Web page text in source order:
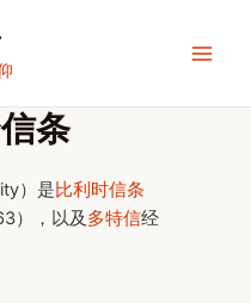
条
）是比利时信条
），以及 多特信经